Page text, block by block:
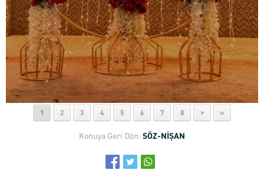
1 2 3 4 5 6 7 8 > »
Konuya Geri Dön: SÖZ-NİŞAN